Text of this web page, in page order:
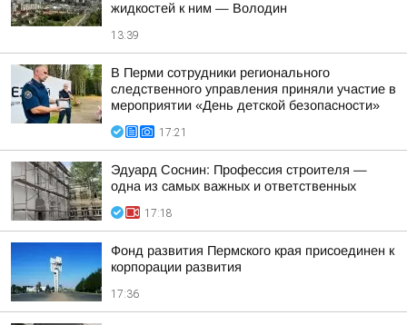
жидкостей к ним — Володин
13:39
В Перми сотрудники регионального
следственного управления приняли участие в
мероприятии «День детской безопасности»
17:21
Эдуард Соснин: Профессия строителя —
одна из самых важных и ответственных
17:18
Фонд развития Пермского края присоединен к
корпорации развития
17:36